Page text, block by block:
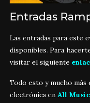
Entradas
Las entradas para este
disponibles. Para
visitar el siguiente
Todo esto y mucho más
electrónica en All